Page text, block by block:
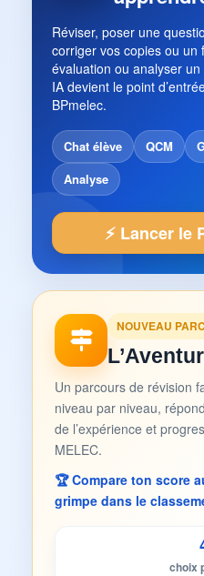
Réviser, poser une
corriger vos copies ou un
évaluation ou analyser
IA devient le point
BPmelec.
Chat élève QCM
Analyse
⚡ Lancer le
NOUVEAU
Un parcours de révision
niveau par niveau,
de l’expérience et
MELEC.
🏆 Compare ton score
grimpe dans le
choix